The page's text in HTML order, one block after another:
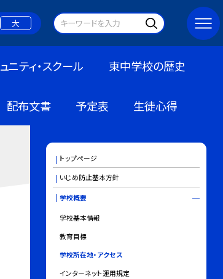
大
ニティ・スクール 東中学校の歴史
配布文書 予定表 生徒心得
トップページ
いじめ防止基本方針
学校概要
学校基本情報
教育目標
学校所在地・アクセス
インターネット運用規定